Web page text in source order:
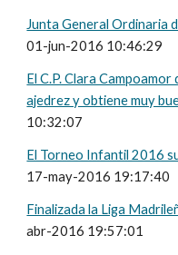
Junta General Ordinaria
01-jun-2016 10:46:29
El C.P. Clara
ajedrez y obtiene muy
10:32:07
El Torneo Infantil 2016
17-may-2016 19:17:40
Finalizada la Liga
abr-2016 19:57:01